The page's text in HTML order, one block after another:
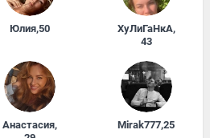
Юлия,50 ХуЛиГаНкА,
43
Анастасия,
Mirak777,25